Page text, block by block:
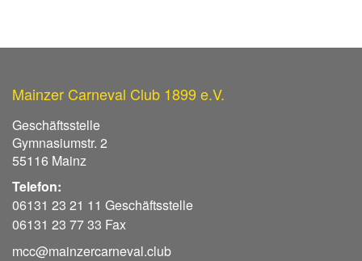
Mainzer Carneval Club 1899 e.V.
Geschäftsstelle
Gymnasiumstr. 2
55116 Mainz
Telefon:
06131 23 21 11 Geschäftsstelle
06131 23 77 33 Fax
mcc@mainzercarneval.club